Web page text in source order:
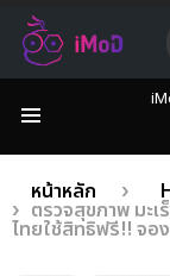
เรื่อง
ล่าสุด
คุณอยู่ที่นี่:
หน้าหลัก
ตรวจสุขภาพ มะเ
ไทยใช้สิทธิฟรี!! จอ